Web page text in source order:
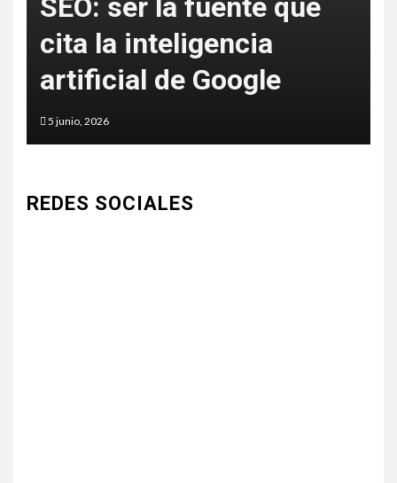
SEO: ser la fuente que
cita la inteligencia
artificial de Google
5 junio, 2026
REDES SOCIALES